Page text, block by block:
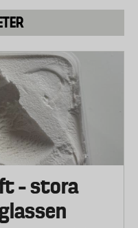
produkter:
en internationell
– stora